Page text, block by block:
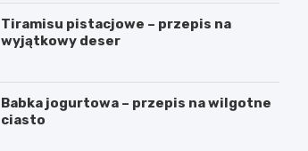
Tiramisu pistacjowe – przepis na
wyjątkowy deser
Babka jogurtowa – przepis na wilgotne
ciasto